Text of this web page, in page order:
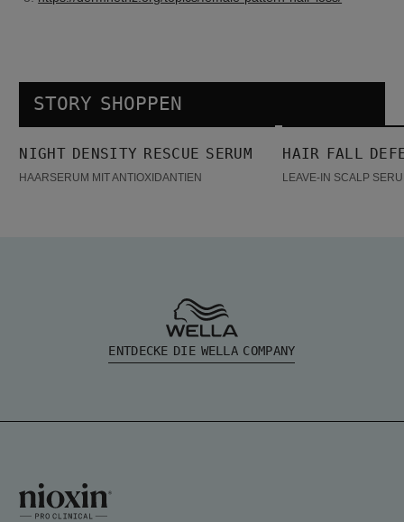
STORY SHOPPEN
Night density Rescue Serum
BESTSELLER
NIGHT DENSITY RESCUE SERUM
HAARSERUM MIT ANTIOXIDANTIEN
Hair Fall Defense Serum
BESTSELLER
HAIR FALL
LEAVE-IN SCALP
ENTDECKE DIE WELLA COMPANY